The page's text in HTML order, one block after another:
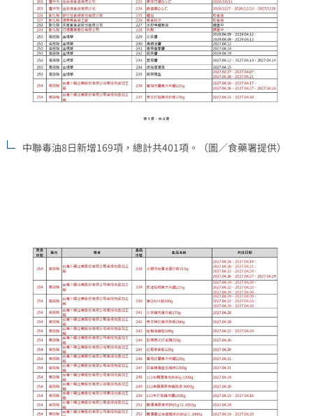
中聯毒油8日新增169項，總計共401項。（圖／食藥署提供）